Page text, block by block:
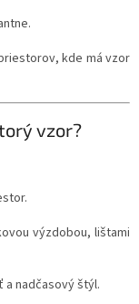
kde má vzor
vzor?
výzdobou, lištami
a nadčasový štýl.